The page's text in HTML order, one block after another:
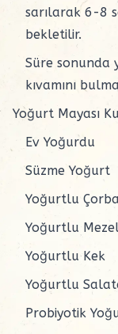
sarılarak 6-8
bekletilir.
Süre sonunda
kıvamını
Yoğurt Mayası
Ev Yoğurdu
Süzme Yoğurt
Yoğurtlu Çorba
Yoğurtlu
Yoğurtlu Kek
Yoğurtlu
Probiyotik